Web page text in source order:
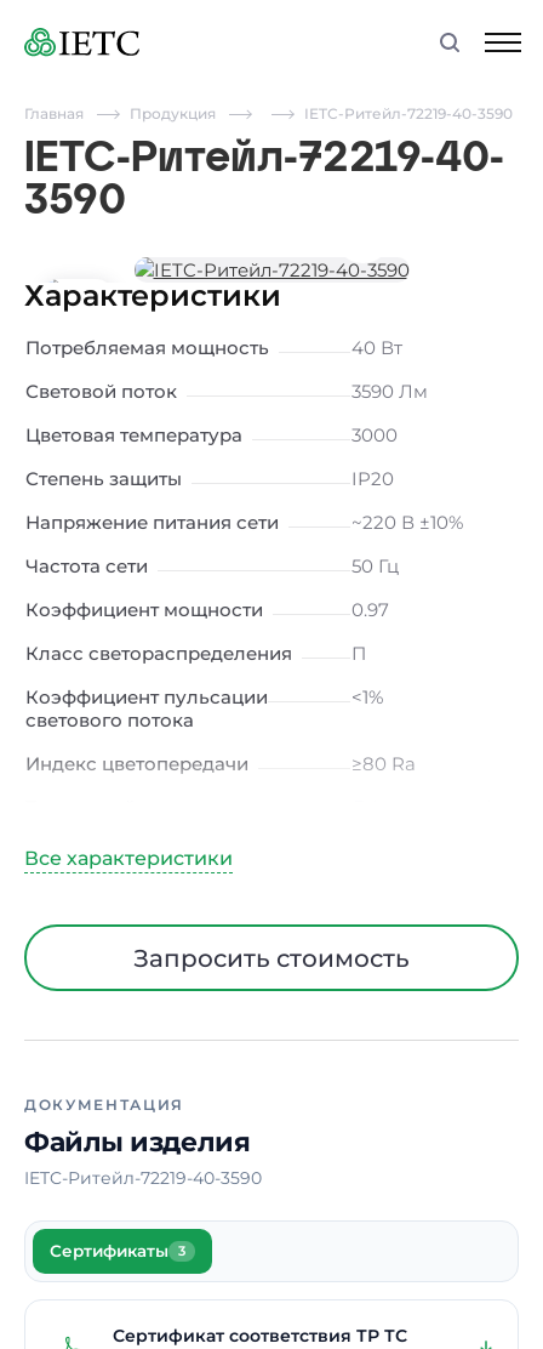
Главная Продукция IETC-Ритейл-72219-40-3590
IETC-Ритейл-72219-40-
3590
Характеристики
Потребляемая мощность
40 Вт
Световой поток
3590 Лм
Цветовая температура
3000
Степень защиты
IP20
Напряжение питания сети
~220 В ±10%
Частота сети
50 Гц
Коэффициент мощности
0.97
Класс светораспределения
П
Коэффициент пульсации
светового потока
<1%
Индекс цветопередачи
≥80 Ra
Угол рассеивания
Диапазон рабочих
температур
Класс защиты от
I
Материал корпуса
Блок аварийного питания
режиме
Способ монтажа
Длина
1490 мм
Запросить стоимость
ДОКУМЕНТАЦИЯ
Файлы изделия
IETC-Ритейл-72219-40-3590
Сертификаты 3
Сертификат соответствия ТР ТС